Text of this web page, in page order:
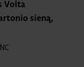
Volta
sieną,